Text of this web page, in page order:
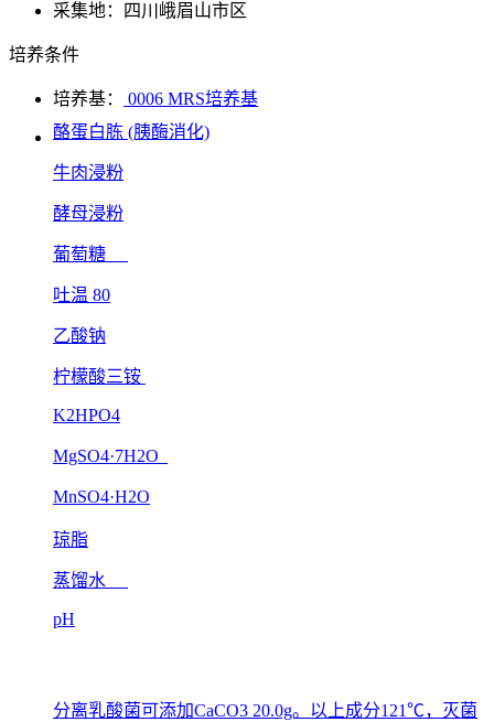
采集地：四川峨眉山市区
培养条件
培养基：
0006 MRS培养基
酪蛋白胨 (胰酶消化)
牛肉浸粉
酵母浸粉
葡萄糖
吐温 80
乙酸钠
柠檬酸三铵
K2HPO4
MgSO4·7H2O
MnSO4·H2O
琼脂
蒸馏水
pH
分离乳酸菌可添加CaCO3 20.0g。以上成分121℃，灭菌